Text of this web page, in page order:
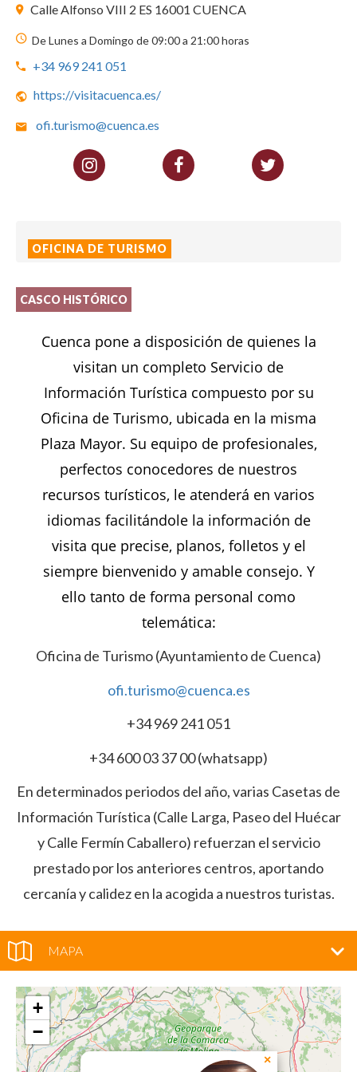
Calle Alfonso VIII 2 ES 16001 CUENCA
De Lunes a Domingo de 09:00 a 21:00 horas
+34 969 241 051
https://visitacuenca.es/
ofi.turismo@cuenca.es
OFICINA DE TURISMO
CASCO HISTÓRICO
Cuenca pone a disposición de quienes la
visitan un completo Servicio de
Información Turística compuesto por su
Oficina de Turismo, ubicada en la misma
Plaza Mayor. Su equipo de profesionales,
perfectos conocedores de nuestros
recursos turísticos, le atenderá en varios
idiomas facilitándole la información de
visita que precise, planos, folletos y el
siempre bienvenido y amable consejo. Y
ello tanto de forma personal como
telemática:
Oficina de Turismo (Ayuntamiento de Cuenca)
ofi.turismo@cuenca.es
+34 969 241 051
+34 600 03 37 00 (whatsapp)
En determinados periodos del año, varias Casetas de
Información Turística (Calle Larga, Paseo del Huécar
y Calle Fermín Caballero) refuerzan el servicio
prestado por los anteriores centros, aportando
cercanía y calidez en la acogida a nuestros turistas.
MAPA
×
+
−